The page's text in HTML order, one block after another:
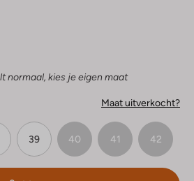
normaal, kies je eigen maat
Maat uitverkocht?
39 40 41 42